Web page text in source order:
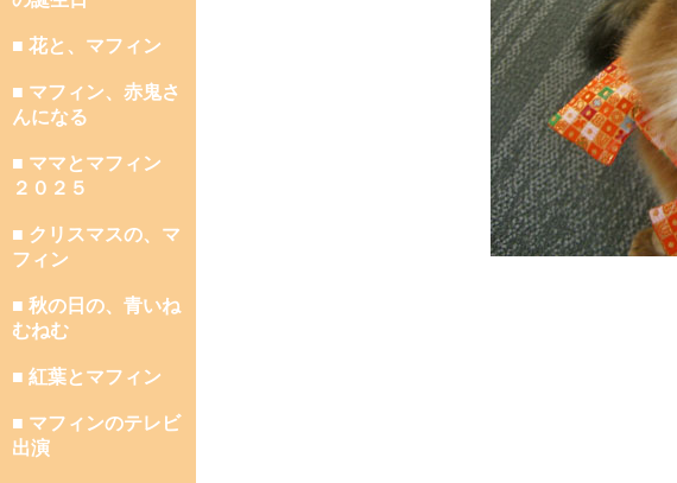
■ 花と、マフィン
■ マフィン、赤鬼さ
んになる
■ ママとマフィン
２０２５
■ クリスマスの、マ
フィン
■ 秋の日の、青いね
むねむ
■ 紅葉とマフィン
■ マフィンのテレビ
出演